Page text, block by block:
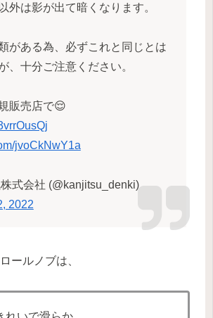
外は影が出て暗くなります。
がある為、必ずこれと同じとは
、十分ご注意ください。
販売店で😌
jvoCkNwY1a
式会社 (@kanjitsu_denki)
2022
ールノブは、